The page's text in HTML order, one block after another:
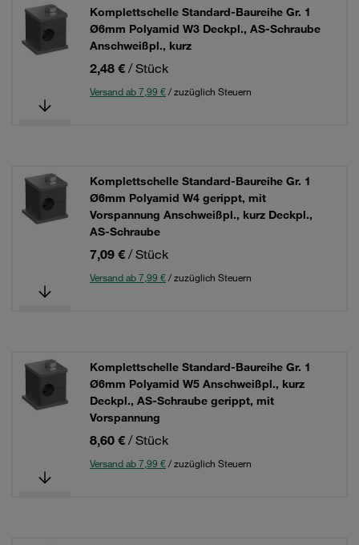
Komplettschelle Standard-Baureihe Gr. 1
Ø6mm Polyamid W3 Deckpl., AS-Schraube
Anschweißpl., kurz
2,48 € / Stück
Versand ab 7,99 €/ zuzüglich Steuern
Komplettschelle Standard-Baureihe Gr. 1
Ø6mm Polyamid W4 gerippt, mit
Vorspannung Anschweißpl., kurz Deckpl.,
AS-Schraube
7,09 € / Stück
Versand ab 7,99 €/ zuzüglich Steuern
Komplettschelle Standard-Baureihe Gr. 1
Ø6mm Polyamid W5 Anschweißpl., kurz
Deckpl., AS-Schraube gerippt, mit
Vorspannung
8,60 € / Stück
Versand ab 7,99 €/ zuzüglich Steuern